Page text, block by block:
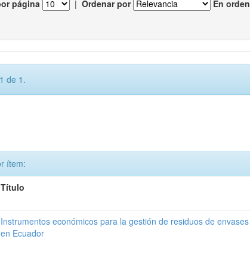
página | Ordenar por En orden
de 1.
ítem:
Título
Instrumentos económicos para la gestión de residuos de envases
en Ecuador